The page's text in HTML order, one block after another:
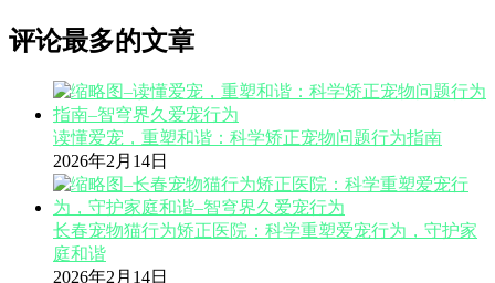
评论最多的文章
读懂爱宠，重塑和谐：科学矫正宠物问题行为指南
2026年2月14日
长春宠物猫行为矫正医院：科学重塑爱宠行为，守护家
庭和谐
2026年2月14日